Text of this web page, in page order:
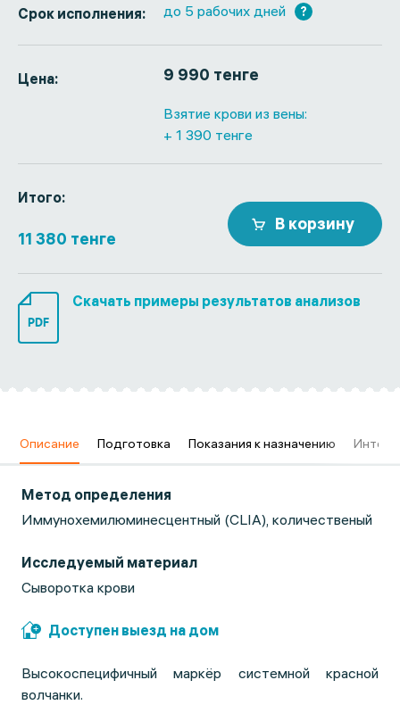
Срок исполнения: до 5 рабочих дней ?
Цена: 9 990 тенге
Взятие крови из вены:
+ 1 390 тенге
Итого:
11 380 тенге
В корзину
PDF
Скачать примеры результатов анализов
Описание Подготовка Показания к назначению
Метод определения
Иммунохемилюминесцентный (CLIA), количественый
Исследуемый материал
Сыворотка крови
Доступен выезд на дом
Высокоспецифичный маркёр системной красной
волчанки.